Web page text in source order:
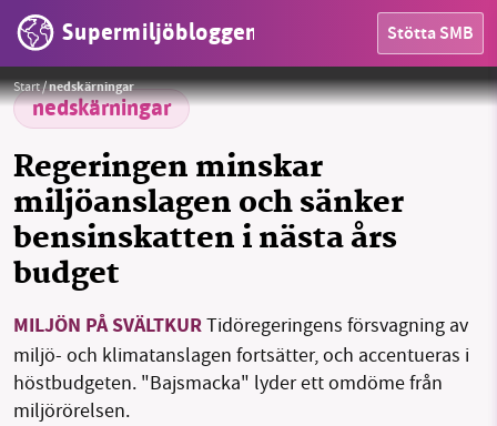
Supermiljöbloggen Stötta SMB
HEM
OMRÅDEN
MILJÖFAKTA
OM OSS
Start/nedskärningar
nedskärningar
Regeringen minskar
miljöanslagen och sänker
bensinskatten i nästa års
budget
MILJÖN PÅ SVÄLTKURTidöregeringens försvagning av
miljö- och klimatanslagen fortsätter, och accentueras i
höstbudgeten. "Bajsmacka" lyder ett omdöme från
miljörörelsen.
Foto: Supermiljöbloggen